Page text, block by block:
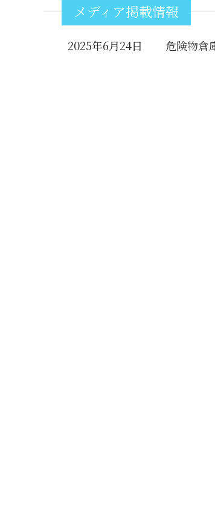
メディア掲載情報
2025年6月24日 危険物倉